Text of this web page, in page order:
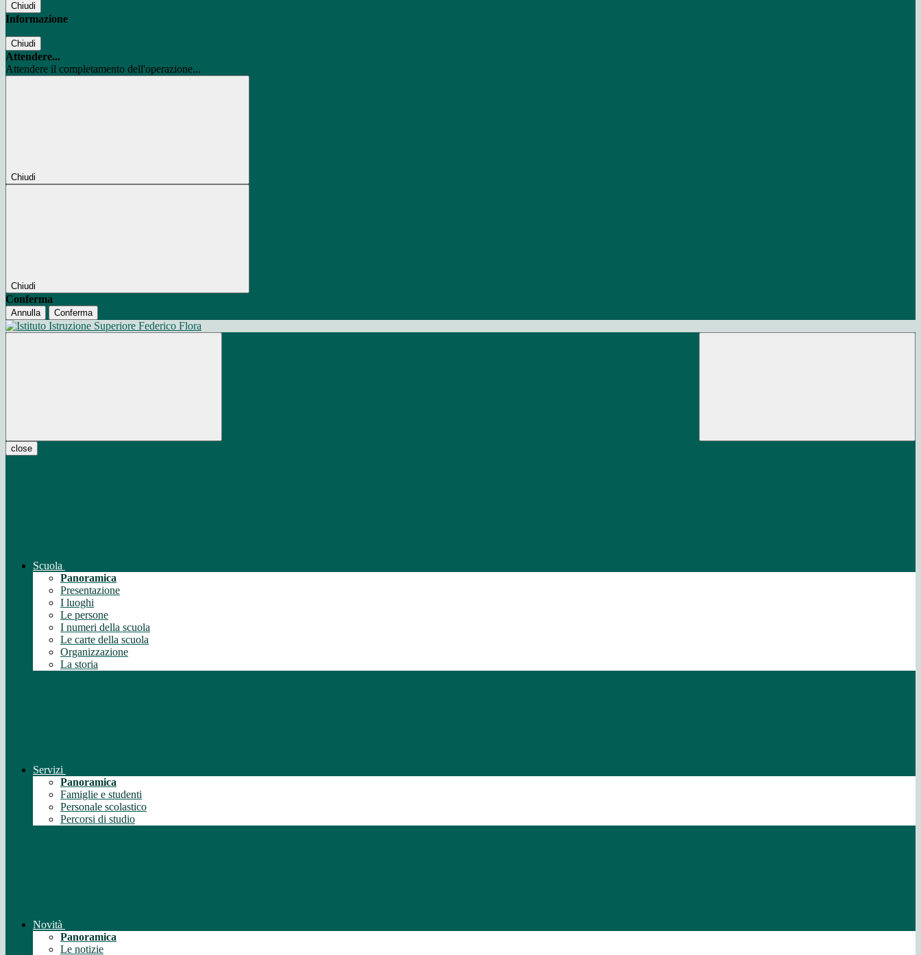
Chiudi
Informazione
Chiudi
Attendere...
Attendere il completamento dell'operazione...
Chiudi
Chiudi
Conferma
Annulla Conferma
close
Scuola
Panoramica
Presentazione
I luoghi
Le persone
I numeri della scuola
Le carte della scuola
Organizzazione
La storia
Servizi
Panoramica
Famiglie e studenti
Personale scolastico
Percorsi di studio
Novità
Panoramica
Le notizie